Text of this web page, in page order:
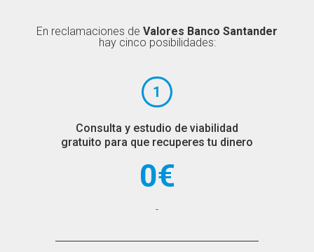
En reclamaciones de Valores Banco Santander
hay cinco posibilidades:
1
Consulta y estudio de viabilidad
gratuito para que recuperes tu dinero
0€
-